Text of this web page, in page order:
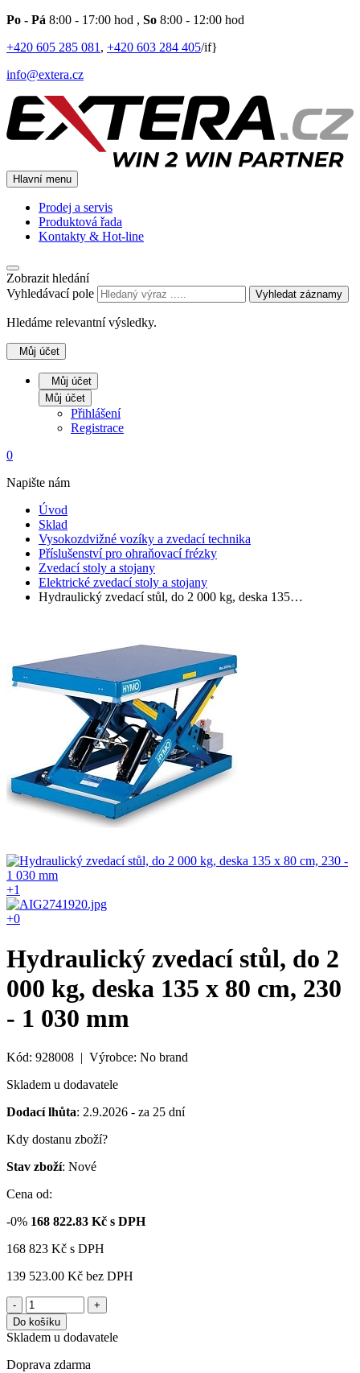
Po - Pá 8:00 - 17:00 hod , So 8:00 - 12:00 hod
+420 605 285 081 , +420 603 284 405/if}
info@extera.cz
Hlavní menu
Prodej a servis
Produktová řada
Kontakty & Hot-line
Zobrazit hledání
Vyhledávací pole
Vyhledat záznamy
Hledáme relevantní výsledky.
Můj účet
Můj účet
Můj účet
Přihlášení
Registrace
0
Napište nám
Úvod
Sklad
Vysokozdvižné vozíky a zvedací technika
Příslušenství pro ohraňovací frézky
Zvedací stoly a stojany
Elektrické zvedací stoly a stojany
Hydraulický zvedací stůl, do 2 000 kg, deska 135…
+1
+0
Hydraulický zvedací stůl, do 2
000 kg, deska 135 x 80 cm, 230
- 1 030 mm
Kód: 928008 | Výrobce: No brand
Skladem u dodavatele
Dodací lhůta: 2.9.2026 - za 25 dní
Kdy dostanu zboží?
Stav zboží: Nové
Cena od:
-0% 168 822.83 Kč s DPH
168 823 Kč s DPH
139 523.00 Kč bez DPH
-
+
Do košíku
Skladem u dodavatele
Doprava zdarma